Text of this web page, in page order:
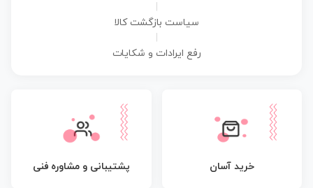
سیاست بازگشت کالا
رفع ایرادات و شکایات
خرید آسان پشتیبانی و مشاوره فنی